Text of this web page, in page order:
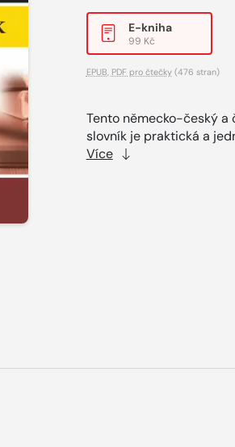
E-kniha
99 Kč
EPUB PDF pro čtečky(476 stran)
Tento německo-český
slovník je praktická a
Více